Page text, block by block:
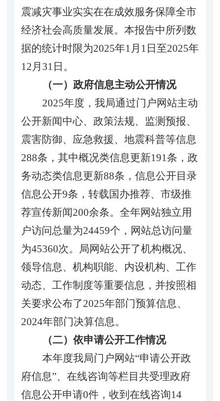
震减灾事业实实在在成效服务保障全市
经济社会高质量发展。本报告中所列数
据的统计时限为2025年1月1日至2025年
12月31日。
（一）政府信息主动公开情况
2025年度，我局通过门户网站主动
公开新闻中心、政策法规、监测预报、
震害防御、应急救援、地震科普等信息
288条，其中概况类信息更新191条，政
务动态类信息更新88条，信息公开目录
信息公开9条 ， 转载国办推荐、市级推
荐宣传新闻200余条。全年网站独立用
户访问总量为24459个，网站总访问量
为45360次。局网站公开了机构概况、
领导信息、机构职能、内设机构、工作
动态、工作制度等重要信息，并按照相
关要求公布了2025年部门预算信息、
2024年部门决算信息。
（二）依申请公开工作情况
本年度我局门户网站“申请公开政
府信息”、在线咨询等栏目共受理政府
信息公开申请0件，收到在线咨询14